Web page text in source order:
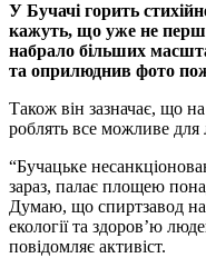
У Бучачі горить
кажуть, що уже не
набрало більших
та оприлюднив фото
Також він зазначає, що
роблять все можливе для
“Бучацьке
зараз, палає площею
Думаю, що спиртзавод
екології та здоров’ю
повідомляє активіст.